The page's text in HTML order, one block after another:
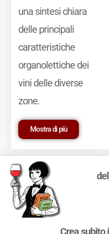
una sintesi chiara
delle principali
caratteristiche
organolettiche dei
vini delle diverse
zone.
Mostra di più
Marchio Reg. |